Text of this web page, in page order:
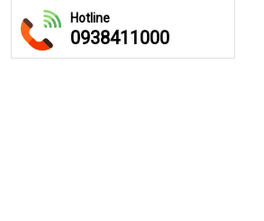
Hotline
0938411000